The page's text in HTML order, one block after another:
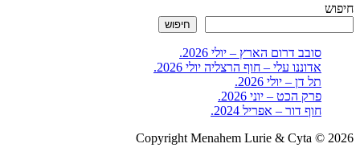
חיפוש
חיפוש
סובב דרום הארץ – יולי 2026.
אדוננו עלי – חוף הרצליה יולי 2026.
תל דן – יולי 2026.
פרק הכט – יוני 2026.
חוף דור – אפריל 2024.
Copyright Menahem Lurie & Cyta © 2026